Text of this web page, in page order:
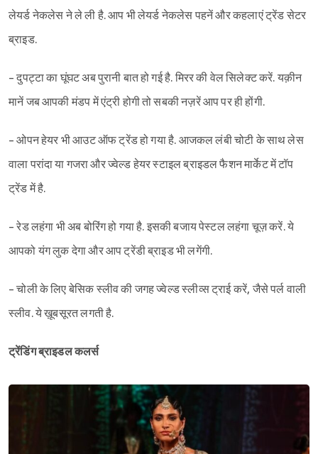
लेयर्ड नेकलेस ने ले ली है. आप भी लेयर्ड नेकलेस पहनें और कहलाएं ट्रेंड सेटर
ब्राइड.
- दुपट्टा का घूंघट अब पुरानी बात हो गई है. मिरर की वेल सिलेक्ट करें. यक़ीन
मानें जब आपकी मंडप में एंट्री होगी तो सबकी नज़रें आप पर ही होंगी.
- ओपन हेयर भी आउट ऑफ ट्रेंड हो गया है. आजकल लंबी चोटी के साथ लेस
वाला परांदा या गजरा और ज्वेल्ड हेयर स्टाइल ब्राइडल फैशन मार्केट में टॉप
ट्रेंड में है.
- रेड लहंगा भी अब बोरिंग हो गया है. इसकी बजाय पेस्टल लहंगा चूज़ करें. ये
आपको यंग लुक देगा और आप ट्रेंडी ब्राइड भी लगेंगी.
- चोली के लिए बेसिक स्लीव की जगह ज्वेल्ड स्लीव्स ट्राई करें, जैसे पर्ल वाली
स्लीव. ये ख़ूबसूरत लगती है.
ट्रेंडिंग ब्राइडल कलर्स